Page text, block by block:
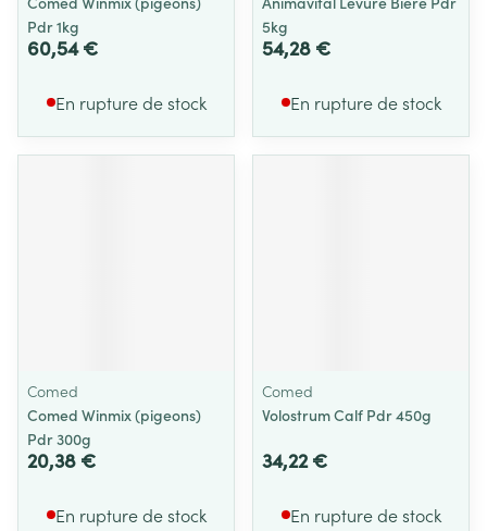
Pdr 1kg
60,54 €
En rupture de stock
5kg
54,28 €
En rupture de stock
Comed
Comed Winmix (pigeons)
Pdr 300g
20,38 €
En rupture de stock
Comed
Volostrum Calf Pdr 450g
34,22 €
En rupture de stock